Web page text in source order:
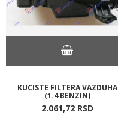
KUCISTE FILTERA VAZDUHA
(1.4 BENZIN)
2.061,72 RSD